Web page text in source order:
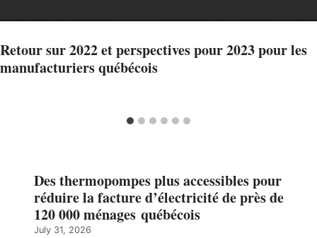
Retour sur 2022 et perspectives pour 2023 pour les
manufacturiers québécois
Des thermopompes plus accessibles pour
réduire la facture d’électricité de près de
120 000 ménages québécois
July 31, 2026